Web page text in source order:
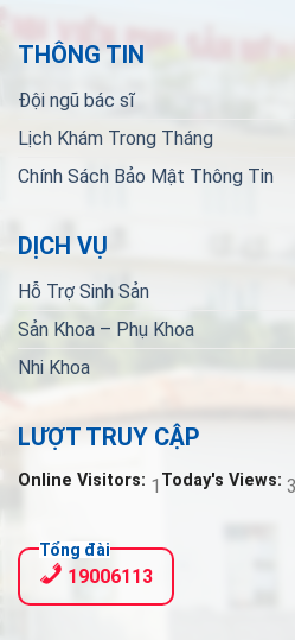
THÔNG TIN
Đội ngũ bác sĩ
Lịch Khám Trong Tháng
Chính Sách Bảo Mật Thông Tin
DỊCH VỤ
Hỗ Trợ Sinh Sản
Sản Khoa – Phụ Khoa
Nhi Khoa
LƯỢT TRUY CẬP
Online Visitors: 1 Today's Views:
Tổng đài
19006113